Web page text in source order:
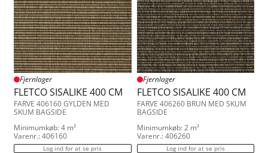
Fjernlager
FLETCO SISALIKE 400 CM
FARVE 406160 GYLDEN MED
SKUM BAGSIDE
Minimumkøb: 4 m²
Varenr.: 406160
Log ind for at se pris
Fjernlager
FLETCO SISALIKE 400 CM
FARVE 406260 BRUN MED SKUM
BAGSIDE
Minimumkøb: 2 m²
Varenr.: 406260
Log ind for at se pris